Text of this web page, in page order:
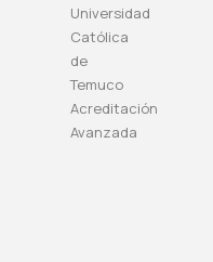
Universidad
Católica
de
Temuco
Acreditación
Avanzada